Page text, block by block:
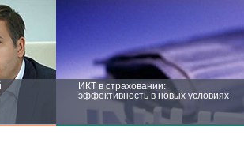
ИКТ в страховании:
эффективность в новых условиях